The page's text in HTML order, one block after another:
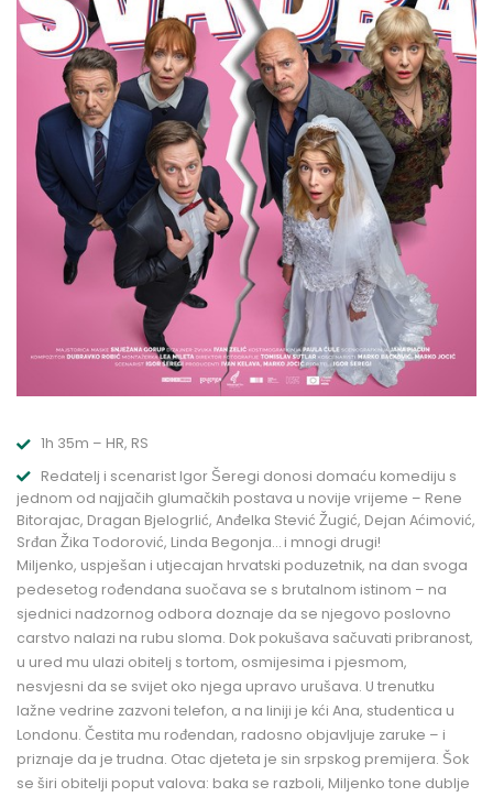
1h 35m – HR, RS
Redatelj i scenarist Igor Šeregi donosi domaću komediju s
jednom od najjačih glumačkih postava u novije vrijeme – Rene
Bitorajac, Dragan Bjelogrlić, Anđelka Stević Žugić, Dejan Aćimović,
Srđan Žika Todorović, Linda Begonja… i mnogi drugi!
Miljenko, uspješan i utjecajan hrvatski poduzetnik, na dan svoga
pedesetog rođendana suočava se s brutalnom istinom – na
sjednici nadzornog odbora doznaje da se njegovo poslovno
carstvo nalazi na rubu sloma. Dok pokušava sačuvati pribranost,
u ured mu ulazi obitelj s tortom, osmijesima i pjesmom,
nesvjesni da se svijet oko njega upravo urušava. U trenutku
lažne vedrine zazvoni telefon, a na liniji je kći Ana, studentica u
Londonu. Čestita mu rođendan, radosno objavljuje zaruke – i
priznaje da je trudna. Otac djeteta je sin srpskog premijera. Šok
se širi obitelji poput valova: baka se razboli, Miljenko tone dublje